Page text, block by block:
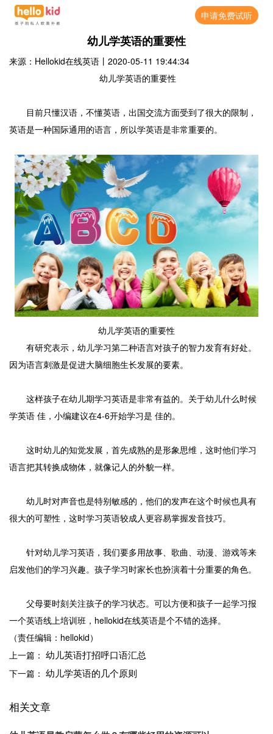
申请免费试听
幼儿学英语的重要性
来源：Hellokid在线英语 丨 2020-05-11 19:44:34
幼儿学英语的重要性
目前只懂汉语，不懂英语，出国交流方面受到了很大的限制，
英语是一种国际通用的语言，所以学英语是非常重要的。
幼儿学英语的重要性
有研究表示，幼儿学习第二种语言对孩子的智力发育有好处。
因为语言刺激是促进大脑细胞生长发展的要素。
这样孩子在幼儿期学习英语是非常有益的。关于幼儿什么时候
学英语 佳，小编建议在4-6开始学习是 佳的。
这时幼儿的知觉发展，首先成熟的是形象思维，这时他们学习
语言把其转换成物体，就像记人的外貌一样。
幼儿时对声音也是特别敏感的，他们的发声在这个时候也具有
很大的可塑性，这时学习英语较成人更容易掌握发音技巧。
针对幼儿学习英语，我们要多用故事、歌曲、动漫、游戏等来
启发他们的学习兴趣。孩子学习时家长也扮演着十分重要的角色。
父母要时刻关注孩子的学习状态。可以方便和孩子一起学习报
一个英语线上培训班，hellokid在线英语是个不错的选择。
（责任编辑：hellokid）
上一篇： 幼儿英语打招呼口语汇总
下一篇： 幼儿学英语的几个原则
相关文章